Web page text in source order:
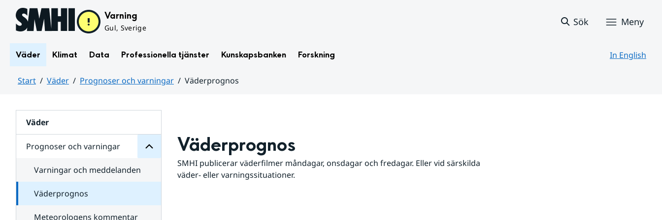
Hoppa till sidans innehåll Varning
Gul, Sverige
Sök Meny
Väder Klimat Data Professionella tjänster Kunskapsbanken Forskning In English
Start Väder Prognoser och varningar
Väderprognos
Väder
Prognoser och varningar
för
varningar
Varningar och meddelanden
Väderprognos
Meteorologens kommentar
Väderprognos
SMHI publicerar väderfilmer måndagar, onsdagar och fredagar. Eller vid särskilda
väder- eller varningssituationer.